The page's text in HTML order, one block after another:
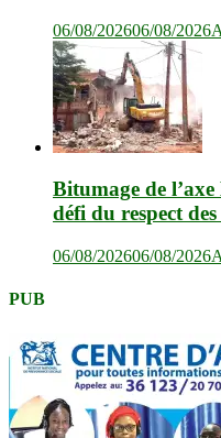
06/08/202606/08/2026
Bitumage de
défi du respect
06/08/202606/08/2026
PUB